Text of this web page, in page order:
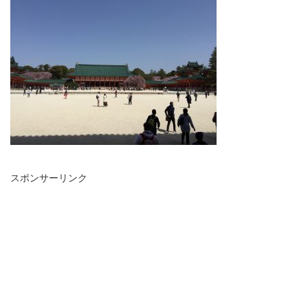
スポンサーリンク